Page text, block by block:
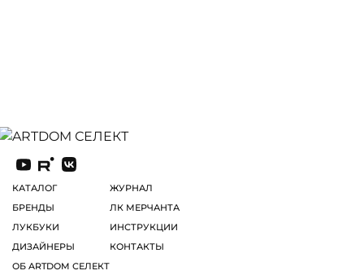
КАТАЛОГ
БРЕНДЫ
ЛУКБУКИ
ДИЗАЙНЕРЫ
ОБ ARTDOM СЕЛЕКТ
ЖУРНАЛ
ЛК МЕРЧАНТА
ИНСТРУКЦИИ
КОНТАКТЫ